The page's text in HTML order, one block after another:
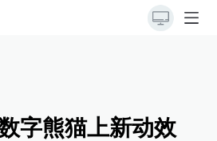
字熊猫上新动效